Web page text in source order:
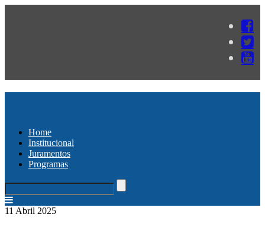
Home
Institucional
Juramentos
Programas
11 Abril 2025